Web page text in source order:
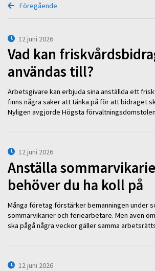
Föregående
12 juni 2026
Vad kan
användas till?
Arbetsgivare kan erbjuda sina anställda ett
finns några saker att tänka på för att bidraget
Nyligen avgjorde Högsta
12 juni 2026
Anställa
behöver du ha koll på
Många företag förstärker bemanningen under
sommarvikarier och feriearbetare. Men även
ska pågå några veckor gäller samma
12 juni 2026